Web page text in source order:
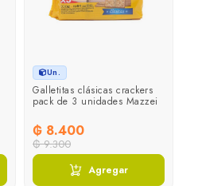
Un.
Galletitas clásicas crackers
pack de 3 unidades Mazzei
₲ 8.400
₲ 9.300
Agregar